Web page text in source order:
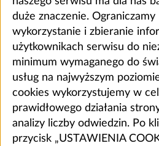
duże znaczenie. Ograniczamy
wykorzystanie i zbieranie
użytkownikach serwisu do
minimum wymaganego do
usług na najwyższym
cookies wykorzystujemy w
prawidłowego działania
analizy liczby odwiedzin. Po
przycisk „USTAWIENIA